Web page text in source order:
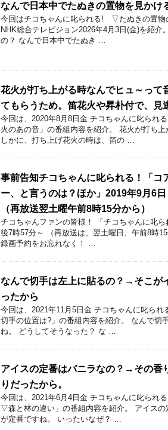
なんで日本中でたぬきの置物を見かけ
今回はチコちゃんに叱られる! ▽たぬきの置
NHK総合テレビジョン2026年4月3日(金)を紹
の？ なんで日本中でたぬき …
花火が打ち上がる時なんでヒュ～っ
てもらうため。笛花火や昇朴付で、見
今回は、2020年8月8日金 チコちゃんに叱ら
火のあの音」の番組内容を紹介。 花火が打ち
しかに、打ち上げ花火の時は、笛の …
事前告知チコちゃんに叱られる！「コ
ー、と言うのは？ほか」2019年9月6
（再放送翌土曜午前8時15分から）
チコちゃんファンの皆様！ 「チコちゃんに叱
後7時57分～ （再放送は、翌土曜日、午前8時
録画予約をお忘れなく！ …
なんで切手は左上に貼るの？→そこが
ったから
今回は、2021年11月5日金 チコちゃんに叱ら
切手の位置は?」の番組内容を紹介。 なんで切
ね。 どうしてそうなった？ な …
アイスの定番はバニラなの？→その香
りだったから。
今回は、2021年6月4日金 チコちゃんに叱ら
▽森と林の違い」の番組内容を紹介。 アイス
が定番ですね。 いったいなぜ？ …